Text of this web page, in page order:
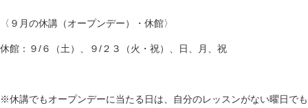
〈９月の休講（オープンデー）・休館〉
休館：９/６（土）、９/２３（火・祝）、日、月、祝
※休講でもオープンデーに当たる日は、自分のレッスンがない曜日で